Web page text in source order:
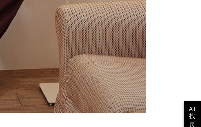
にご連絡ください。上記に示した個人情報
文書とあわせてAFTEEにご提供いただく、または
個人情報の収集、処理、利用を許可することににご同
合は、当サービスを選択しないでください。
AI
找
尺